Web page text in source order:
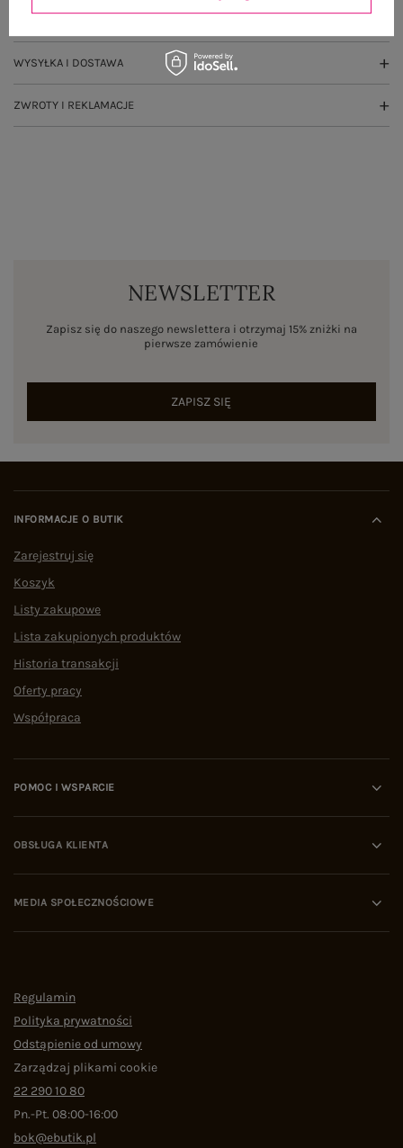
WYSYŁKA I DOSTAWA
ZWROTY I REKLAMACJE
NEWSLETTER
Zapisz się do naszego newslettera i otrzymaj 15% zniżki na
pierwsze zamówienie
ZAPISZ SIĘ
INFORMACJE O BUTIK
Zarejestruj się
Koszyk
Listy zakupowe
Lista zakupionych produktów
Historia transakcji
Oferty pracy
Współpraca
POMOC I WSPARCIE
OBSŁUGA KLIENTA
MEDIA SPOŁECZNOŚCIOWE
Regulamin
Polityka prywatności
Odstąpienie od umowy
Zarządzaj plikami cookie
22 290 10 80
Pn.-Pt. 08:00-16:00
bok@ebutik.pl